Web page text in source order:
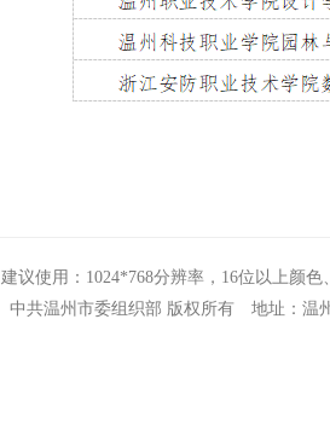
建议使用：1024*768分辨率，16位以上颜
中共温州市委组织部 版权所有 地址：温